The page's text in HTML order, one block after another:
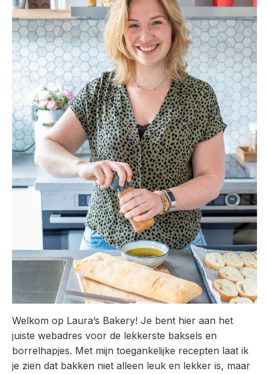
Welkom op Laura’s Bakery! Je bent hier aan het
juiste webadres voor de lekkerste baksels en
borrelhapjes. Met mijn toegankelijke recepten laat ik
je zien dat bakken niet alleen leuk en lekker is, maar